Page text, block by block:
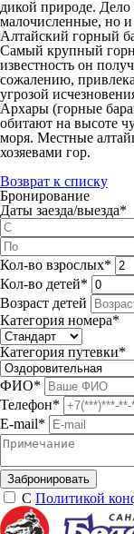
дикой природе.
малочисленные, но
Алтайский горный
Самый крупный
известность он
сожалению,
угрозой
Архары (горные
обитают на высоте
моря. Местные
хозяевами гор.
Возврат к списку
Бронирование
Даты заезда/выезда*
Кол-во взрослых*
Кол-во детей*
Возраст детей
Категория номера*
Категория путевки*
ФИО*
Телефон*
E-mail*
С Политикой